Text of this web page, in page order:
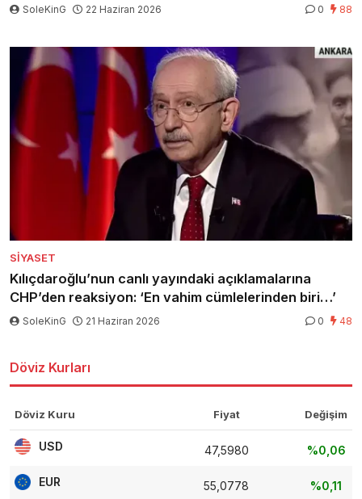
SoleKinG 22 Haziran 2026 0 88
SIYASET
Kılıçdaroğlu’nun canlı yayındaki açıklamalarına
CHP’den reaksiyon: ‘En vahim cümlelerinden biri…’
SoleKinG 21 Haziran 2026 0 48
Döviz Kurları
Döviz Kuru Fiyat Değişim
USD 47,5980 %0,06
EUR 55,0778 %0,11